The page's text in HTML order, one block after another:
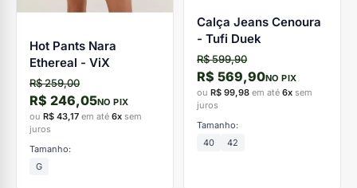
Hot Pants Nara
Ethereal - ViX
R$ 259,00
R$ 246,05NO PIX
ou R$ 43,17 em até 6x sem
juros
Tamanho:
G
Calça Jeans Cenoura
- Tufi Duek
R$ 599,90
R$ 569,90NO PIX
ou R$ 99,98 em até 6x sem
juros
Tamanho:
40
42